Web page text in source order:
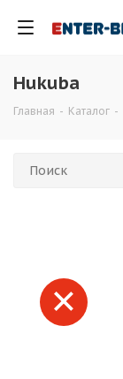
Hukuba
Главная - Каталог -